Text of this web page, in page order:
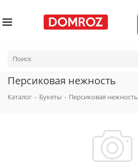
Персиковая нежность
Каталог - Букеты - Персиковая нежность